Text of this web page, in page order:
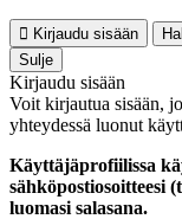
Kirjaudu sisään
Sulje
Kirjaudu sisään
Voit kirjautua sisään,
yhteydessä luonut
Käyttäjäprofiilissa
sähköpostiosoitteesi
luomasi salasana.